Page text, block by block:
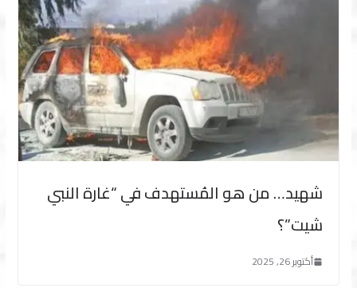
شهيد… من هو المُستهدف في “غارة النبي
شيت”؟
أكتوبر 26, 2025